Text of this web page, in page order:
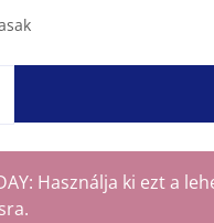
Használja ki ezt a